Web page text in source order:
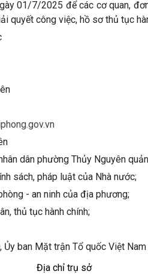
01/7/2025 để các cơ quan,
quyết công việc, hồ sơ thủ tục
dân phường Thủy Nguyên
sách, pháp luật của Nhà nước;
- an ninh của địa phương;
thủ tục hành chính;
ban Mặt trận Tổ quốc Việt
Địa chỉ trụ sở